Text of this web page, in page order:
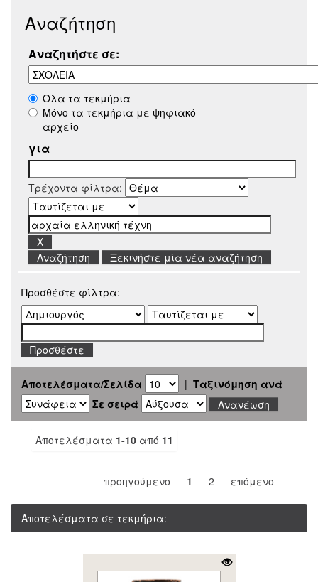
Αναζήτηση
Αναζητήστε σε:
Όλα τα τεκμήρια
Μόνο τα τεκμήρια με ψηφιακό
αρχείο
για
Τρέχοντα φίλτρα:
Ξεκινήστε μία νέα αναζήτηση
Προσθέστε φίλτρα:
Αποτελέσματα/Σελίδα | Ταξινόμηση ανά
Σε σειρά
Αποτελέσματα 1-10 από 11
προηγούμενο 1 2 επόμενο
Αποτελέσματα σε τεκμήρια: